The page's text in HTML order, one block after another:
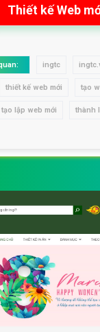
Thiết kế Web
ingtc
thiết kế web mới tạo
tạo lập web mới thành